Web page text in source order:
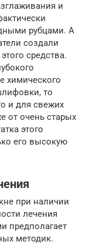
и
рубцами. А
создали
средства.
химического
то
и для свежих
от очень старых
этого
его высокую
при наличии
лечения
предполагает
методик.